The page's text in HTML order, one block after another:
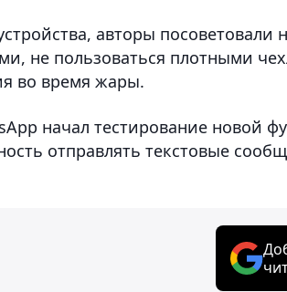
авторы посоветовали
не пользоваться плотными
во время жары.
начал тестирование новой
отправлять текстовые